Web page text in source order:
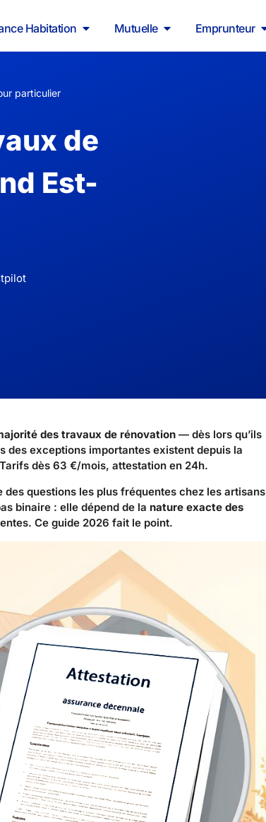
Habitation Mutuelle Emprunteur
particulier
de
Est-
des travaux de rénovation — dès lors qu’ils
des exceptions importantes existent depuis la
dès 63 €/mois, attestation en 24h.
questions les plus fréquentes chez les artisans
binaire : elle dépend de la nature exacte des
Ce guide 2026 fait le point.